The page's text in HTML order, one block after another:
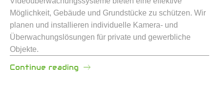
Möglichkeit, Gebäude und Grundstücke zu schützen. Wir
planen und installieren individuelle Kamera- und
Überwachungslösungen für private und gewerbliche
Objekte.
Continue reading